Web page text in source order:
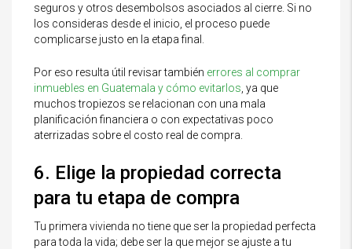
seguros y otros desembolsos asociados al cierre. Si no
los consideras desde el inicio, el proceso puede
complicarse justo en la etapa final.
Por eso resulta útil revisar también errores al comprar
inmuebles en Guatemala y cómo evitarlos , ya que
muchos tropiezos se relacionan con una mala
planificación financiera o con expectativas poco
aterrizadas sobre el costo real de compra.
6. Elige la propiedad correcta
para tu etapa de compra
Tu primera vivienda no tiene que ser la propiedad perfecta
para toda la vida; debe ser la que mejor se ajuste a tu